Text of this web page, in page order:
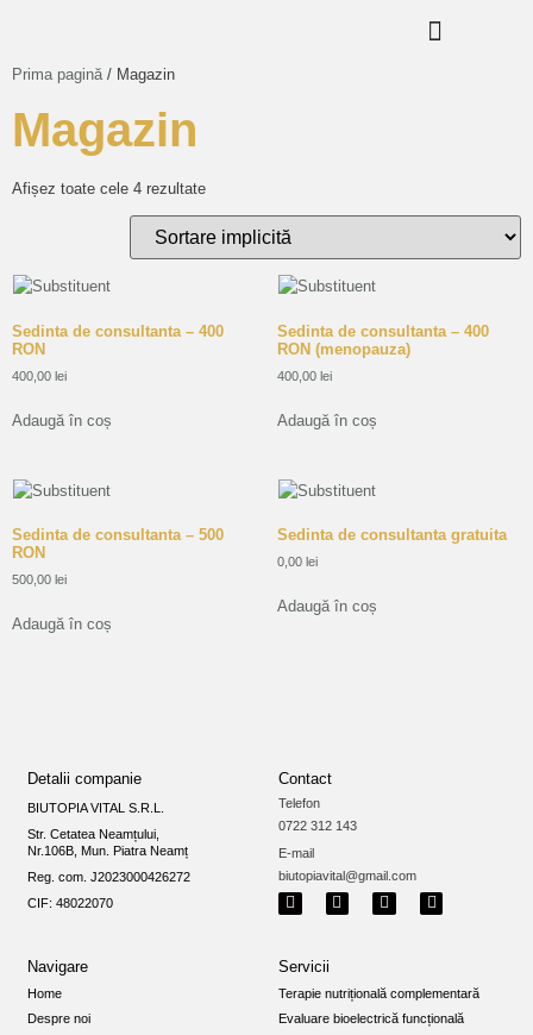
Prima pagină/ Magazin
Magazin
Afișez toate cele 4 rezultate
Sedinta de consultanta – 400
RON
400,00 lei
Adaugă în coș
Sedinta de consultanta – 400
RON (menopauza)
400,00 lei
Adaugă în coș
Sedinta de consultanta – 500
RON
500,00 lei
Adaugă în coș
Sedinta de consultanta gratuita
0,00 lei
Adaugă în coș
Detalii companie
BIUTOPIA VITAL S.R.L.
Str. Cetatea Neamțului,
Nr.106B, Mun. Piatra Neamț
Reg. com. J2023000426272
CIF: 48022070
Contact
Telefon
0722 312 143
E-mail
biutopiavital@gmail.com
Navigare
Home
Despre noi
Servicii
Terapie nutrițională complementară
Evaluare bioelectrică funcțională